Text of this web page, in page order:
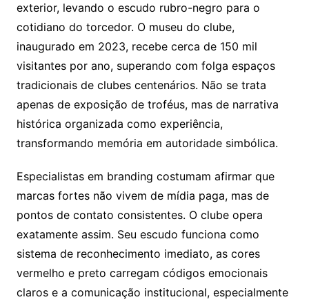
exterior, levando o escudo rubro-negro para o
cotidiano do torcedor. O museu do clube,
inaugurado em 2023, recebe cerca de 150 mil
visitantes por ano, superando com folga espaços
tradicionais de clubes centenários. Não se trata
apenas de exposição de troféus, mas de narrativa
histórica organizada como experiência,
transformando memória em autoridade simbólica.
Especialistas em branding costumam afirmar que
marcas fortes não vivem de mídia paga, mas de
pontos de contato consistentes. O clube opera
exatamente assim. Seu escudo funciona como
sistema de reconhecimento imediato, as cores
vermelho e preto carregam códigos emocionais
claros e a comunicação institucional, especialmente